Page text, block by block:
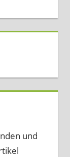
und